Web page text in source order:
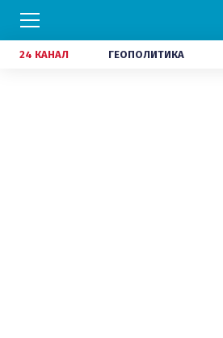
24 КАНАЛ ГЕОПОЛИТИКА